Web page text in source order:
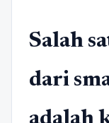
Salah
dari